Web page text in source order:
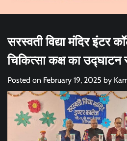
सरस्वती विद्या मंदिर इंटर
चिकित्सा कक्ष का
Posted on February 19, 2025 by